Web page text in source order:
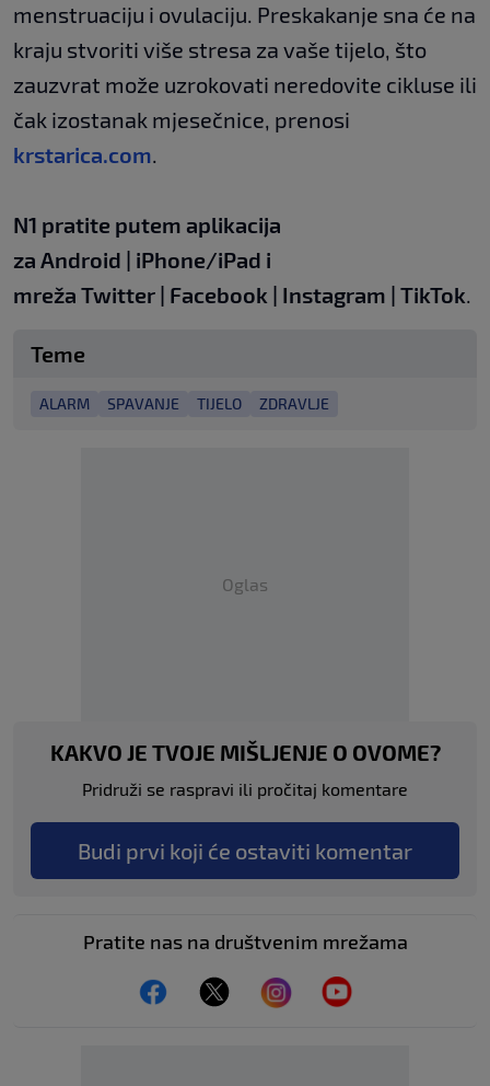
menstruaciju i ovulaciju. Preskakanje sna će na
kraju stvoriti više stresa za vaše tijelo, što
zauzvrat može uzrokovati neredovite cikluse ili
čak izostanak mjesečnice, prenosi
krstarica.com.
N1 pratite putem aplikacija
za Android | iPhone/iPad i
mreža Twitter | Facebook | Instagram | TikTok.
Teme
ALARM SPAVANJE TIJELO ZDRAVLJE
Oglas
KAKVO JE TVOJE MIŠLJENJE O OVOME?
Pridruži se raspravi ili pročitaj komentare
Budi prvi koji će ostaviti komentar
Pratite nas na društvenim mrežama